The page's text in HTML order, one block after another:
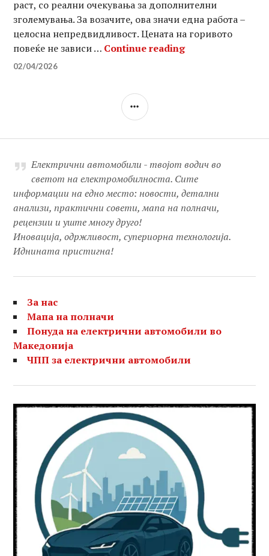
раст, со реални очекувања за дополнителни
зголемувања. За возачите, ова значи една работа –
целосна непредвидливост. Цената на горивото
повеќе не зависи … Continue readingИранската
02/04/2026
SIDEBAR
Електрични автомобили - твојот водич во
светот на електромобилноста. Сите
информации на едно место: новости, детални
анализи, практични совети, мапа на полначи,
рецензии и уште многу друго!
Иновација, одржливост, супериорна технологија.
Иднината пристигна!
За нас
Мапа на полначи
Понуда на електрични автомобили во
Македонија
ЧПП за електрични автомобили